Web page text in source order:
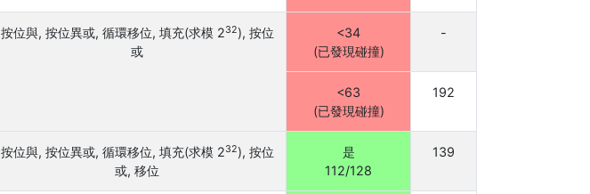
按位與, 按位異或, 循環移位, 填充(求模 232), 按位
或
<34
(已發現碰撞)
-
<63
(已發現碰撞)
192
按位與, 按位異或, 循環移位, 填充(求模 232), 按位
或, 移位
是
112/128
139